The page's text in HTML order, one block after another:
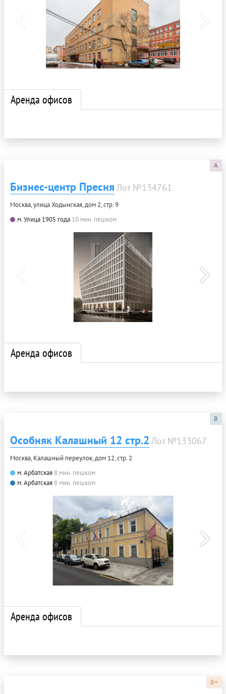
Аренда офисов
A
Бизнес-центр Пресня Лот №134761
Москва, улица Ходынская, дом 2, стр. 9
м. Улица 1905 года 10 мин. пешком
Аренда офисов
B
Особняк Калашный 12 стр.2 Лот №133067
Москва, Калашный переулок, дом 12, стр. 2
м. Арбатская 8 мин. пешком
м. Арбатская 8 мин. пешком
Аренда офисов
B+